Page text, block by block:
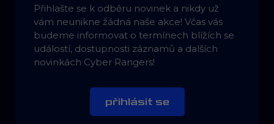
Přihlašte se k odběru novinek a nikdy už
vám neunikne žádná naše akce! Včas vás
budeme informovat o termínech blížích se
událostí, dostupnosti záznamů a dalších
novinkách Cyber Rangers!
přihlásit se